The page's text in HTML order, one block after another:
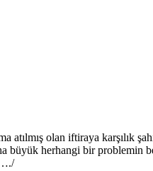
atılmış olan iftiraya karşılık
herhangi bir problemin